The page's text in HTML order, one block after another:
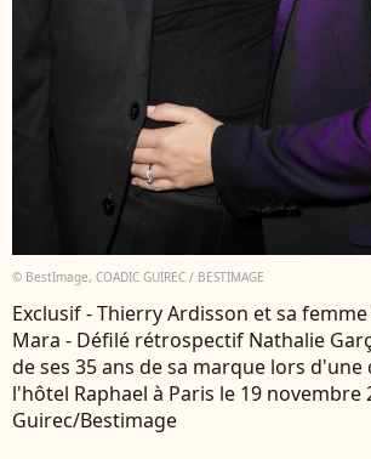
© BestImage, COADIC GUIREC / BESTIMAGE
Exclusif - Thierry Ardisson et sa
Mara - Défilé rétrospectif Nathalie
de ses 35 ans de sa marque lors d'une
l'hôtel Raphael à Paris le 19 novembre
Guirec/Bestimage